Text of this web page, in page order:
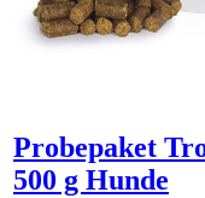
Probepaket
500 g Hunde